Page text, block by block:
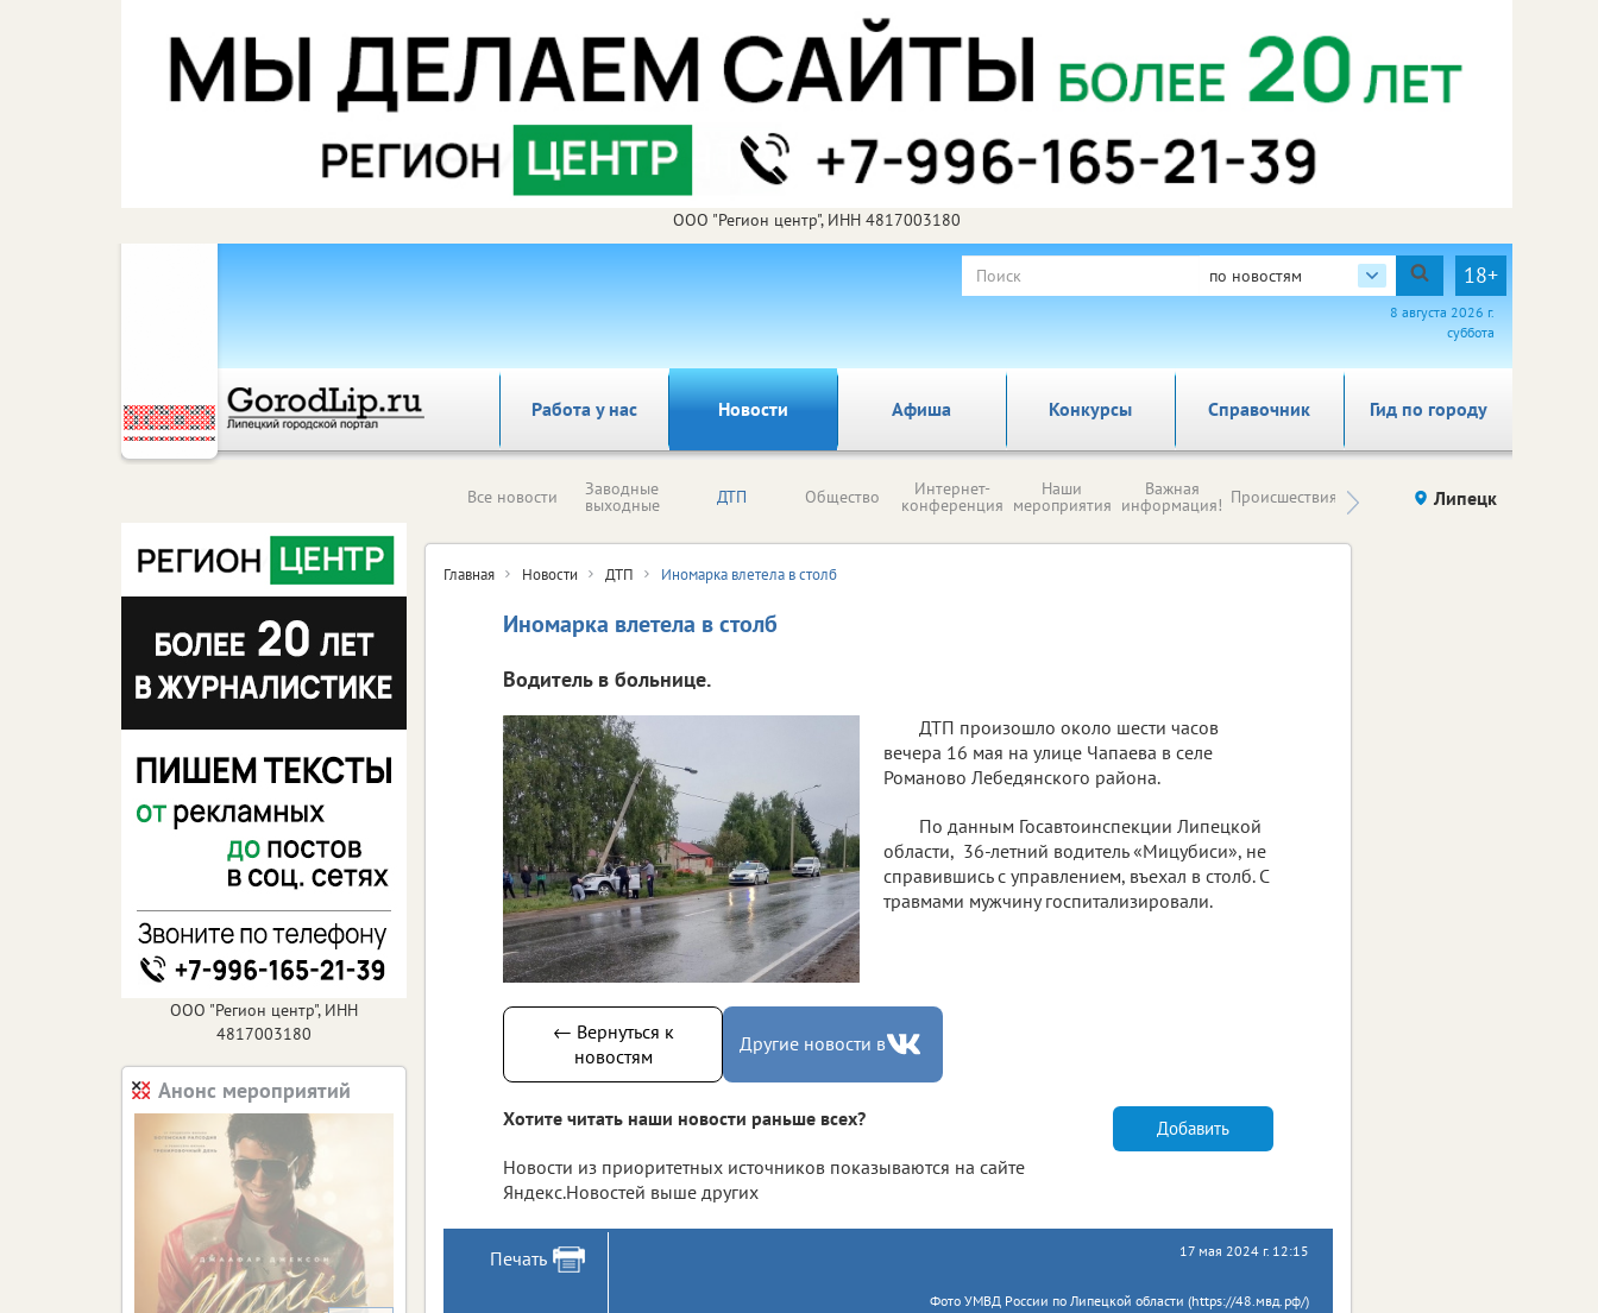
ООО "Регион центр", ИНН 4817003180
по новостям 18+
8 августа 2026 г.
суббота
Работа у нас Новости Афиша Справочник Гид по городу
Конкурсы
Все новости Заводные
выходные ДТП Общество Интернет-
конференция
Наши
мероприятия
Важная
информация! Происшествия Здоровье компаний (на
правах
Липецк
Главная Новости ДТП Иномарка влетела в столб
Иномарка влетела в столб
Водитель в больнице.
ДТП произошло около шести часов
вечера 16 мая на улице Чапаева в селе
Романово Лебедянского района.
По данным Госавтоинспекции Липецкой
области, 36-летний водитель «Мицубиси», не
справившись с управлением, въехал в столб. С
травмами мужчину госпитализировали.
← Вернуться к
новостям
Другие новости в
Хотите читать наши новости раньше всех?
Новости из приоритетных источников показываются на сайте
Яндекс.Новостей выше других
Добавить
Печать 17 мая 2024 г. 12:15
Фото УМВД России по Липецкой области (https://48.мвд.рф/)
ООО "Регион центр", ИНН
4817003180
Анонс мероприятий